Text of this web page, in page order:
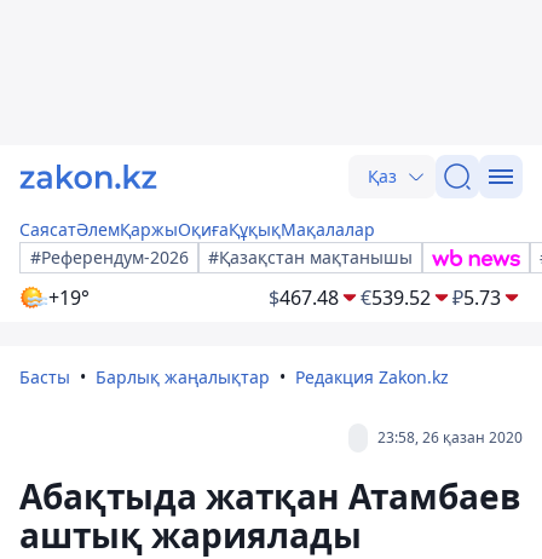
Қаз
СаясатӘлемҚаржыОқиғаҚұқықМақалалар
#Референдум-2026
#Қазақстан мақтанышы
+19° $467.48 €539.52 ₽5.73
Басты Барлық жаңалықтар Редакция Zakon.kz
23:58, 26 қазан 2020
Абақтыда жатқан Атамбаев
аштық жариялады